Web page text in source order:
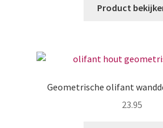
Product
Geometrische olifant
23.95